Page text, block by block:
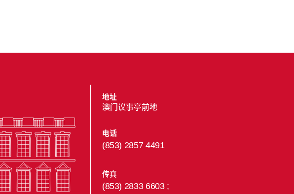
地址
澳门议事亭前地
电话
(853) 2857 4491
传真
(853) 2833 6603 ;